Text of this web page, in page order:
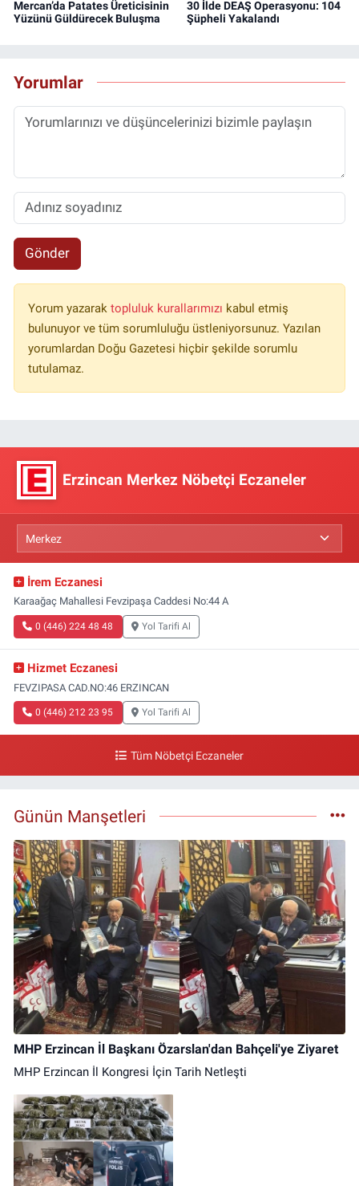
Mercan’da Patates Üreticisinin
Yüzünü Güldürecek Buluşma
30 İlde DEAŞ Operasyonu: 104
Şüpheli Yakalandı
Yorumlar
Gönder
Yorum yazarak topluluk kurallarımızı kabul etmiş
bulunuyor ve tüm sorumluluğu üstleniyorsunuz. Yazılan
yorumlardan Doğu Gazetesi hiçbir şekilde sorumlu
tutulamaz.
Erzincan Merkez Nöbetçi Eczaneler
İrem Eczanesi
Karaağaç Mahallesi Fevzipaşa Caddesi No:44 A
0 (446) 224 48 48 Yol Tarifi Al
Hizmet Eczanesi
FEVZIPASA CAD.NO:46 ERZINCAN
0 (446) 212 23 95 Yol Tarifi Al
Tüm Nöbetçi Eczaneler
Günün Manşetleri
MHP Erzincan İl Başkanı Özarslan'dan Bahçeli'ye Ziyaret
MHP Erzincan İl Kongresi İçin Tarih Netleşti